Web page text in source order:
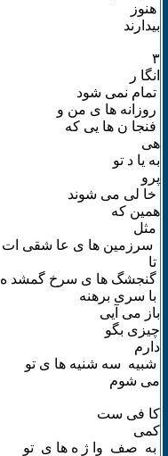
هنوز
بیدارند
٣
انگا ر
تمام نمی شود
روزانه ها ی من و
فنجا ن ها یی که
هی
به یا د تو
پرو
خا لی می شوند
همین که
مثل
سرزمین ها ی عا شقی ات
تا
گنجشگ ها ی سرخ گمشد ه
با سری برهنه
باز می آیی
چیزی بگو
دارم
شبیه سه شنیه ها ی تو
می شوم
کا فی ست
کمی
به صف وا ژ ه ها ی تو